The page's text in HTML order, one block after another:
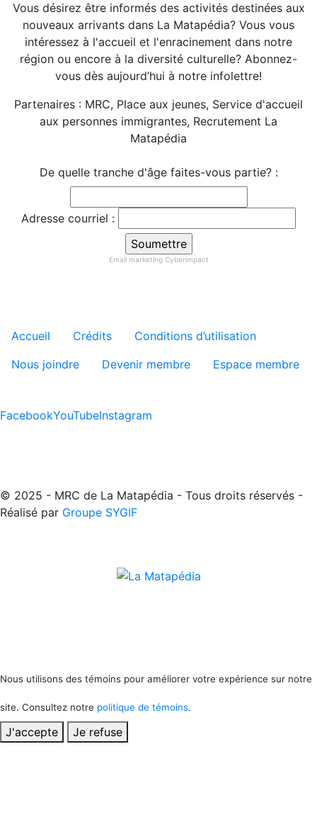
Vous désirez être informés des activités destinées aux
nouveaux arrivants dans La Matapédia? Vous vous
intéressez à l'accueil et l'enracinement dans notre
région ou encore à la diversité culturelle? Abonnez-
vous dès aujourd’hui à notre infolettre!
Partenaires : MRC, Place aux jeunes, Service d'accueil
aux personnes immigrantes, Recrutement La
Matapédia
De quelle tranche d'âge faites-vous partie? :
Adresse courriel :
Email marketing Cyberimpact
Menu tertiaire de pied de
Accueil Crédits
Conditions d’utilisation
Nous joindre
Devenir membre Espace membre
FacebookYouTubeInstagram
© 2025 - MRC de La Matapédia - Tous droits réservés -
Réalisé par Groupe SYGIF
Nous utilisons des témoins pour améliorer votre expérience sur notre
site. Consultez notre politique de témoins.
J'accepte Je refuse